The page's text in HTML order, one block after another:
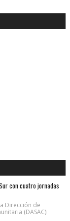
con cuatro jornadas
Dirección de
(DASAC)